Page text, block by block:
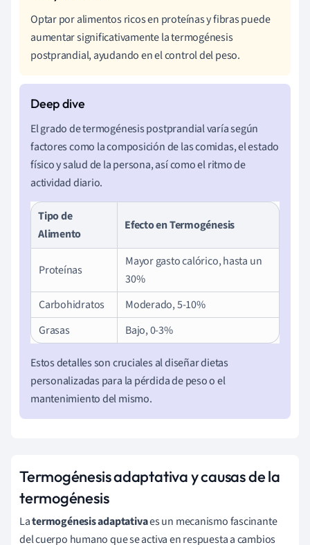
Optar por alimentos ricos en proteínas y fibras puede
aumentar significativamente la termogénesis
postprandial, ayudando en el control del peso.
El grado de termogénesis postprandial varía según
factores como la composición de las comidas, el estado
físico y salud de la persona, así como el ritmo de
actividad diario.
Tipo de
Alimento
Efecto en Termogénesis
Proteínas
Mayor gasto calórico, hasta un
30%
Carbohidratos
Moderado, 5-10%
Grasas
Bajo, 0-3%
Estos detalles son cruciales al diseñar dietas
personalizadas para la pérdida de peso o el
mantenimiento del mismo.
Termogénesis adaptativa y causas de la
termogénesis
Latermogénesis adaptativaes un mecanismo fascinante
del cuerpo humano que se activa en respuesta a cambios